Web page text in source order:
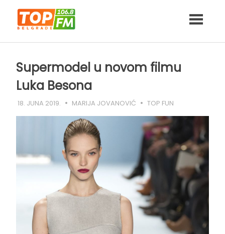
content
Supermodel u novom filmu
Luka Besona
18. JUNA 2019. MARIJA JOVANOVIĆ TOP FUN